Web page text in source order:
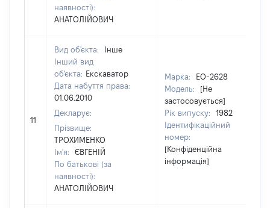
наявності):
АНАТОЛІЙОВИЧ
11
Вид об'єкта:
Інше
Інший вид
об'єкта: Екскаватор
Дата набуття права:
01.06.2010
Декларує:
Прізвище:
ТРОХИМЕНКО
Ім'я:
ЄВГЕНІЙ
По батькові (за
наявності):
АНАТОЛІЙОВИЧ
Марка:
ЕО-2628
Модель:
[Не
застосовується]
Рік випуску:
1982
Ідентифікаційний
номер:
[Конфіденційна
інформація]